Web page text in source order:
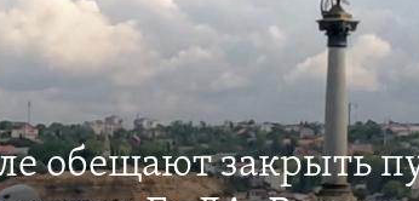
обещают закрыть